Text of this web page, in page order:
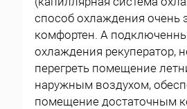
способ охлаждения очень
комфортен. А
охлаждения рекуператор,
перегреть помещение
наружным воздухом,
помещение достаточным